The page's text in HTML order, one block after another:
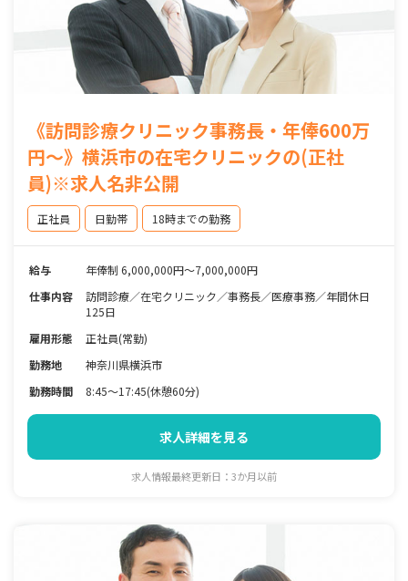
《訪問診療クリニック事務長・年俸600万
円～》横浜市の在宅クリニックの(正社
員)※求人名非公開
正社員 日勤帯 18時までの勤務
給与
年俸制 6,000,000円～7,000,000円
仕事内容
訪問診療／在宅クリニック／事務長／医療事務／年間休日
125日
雇用形態
正社員(常勤)
勤務地
神奈川県横浜市
勤務時間
8:45～17:45(休憩60分)
求人詳細を見る
求人情報最終更新日：3か月以前